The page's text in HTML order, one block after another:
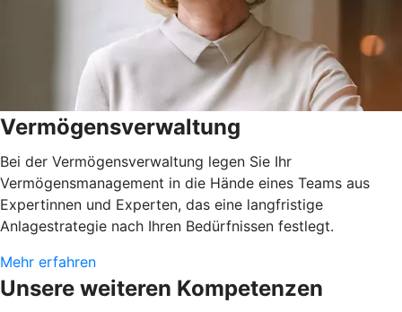
Vermögensverwaltung
Bei der Vermögensverwaltung legen Sie Ihr
Vermögensmanagement in die Hände eines Teams aus
Expertinnen und Experten, das eine langfristige
Anlagestrategie nach Ihren Bedürfnissen festlegt.
Mehr erfahren
Unsere weiteren Kompetenzen